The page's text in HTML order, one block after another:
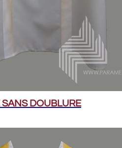
DOUBLURE